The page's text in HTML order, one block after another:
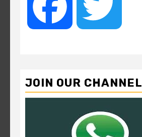
Facebook
JOIN OUR CHANNEL